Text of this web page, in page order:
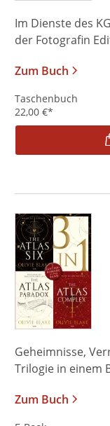
Im Dienste des
der Fotografin
Zum Buch
Taschenbuch
22,00 €*
Geheimnisse,
Trilogie in einem
Zum Buch